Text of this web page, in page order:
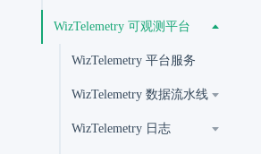
WizTelemetry 可观测平台
WizTelemetry 平台服务
WizTelemetry 数据流水线
WizTelemetry 日志